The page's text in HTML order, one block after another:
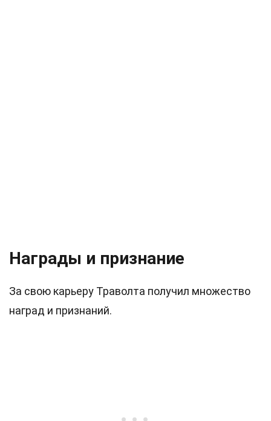
Награды и признание
За свою карьеру Траволта получил множество
наград и признаний.